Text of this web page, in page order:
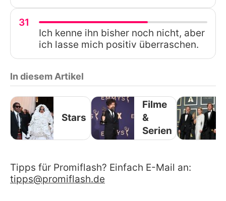
31
Ich kenne ihn bisher noch nicht, aber
ich lasse mich positiv überraschen.
In diesem Artikel
Stars
Filme
&
Serien
Tipps für Promiflash? Einfach E-Mail an:
tipps@promiflash.de